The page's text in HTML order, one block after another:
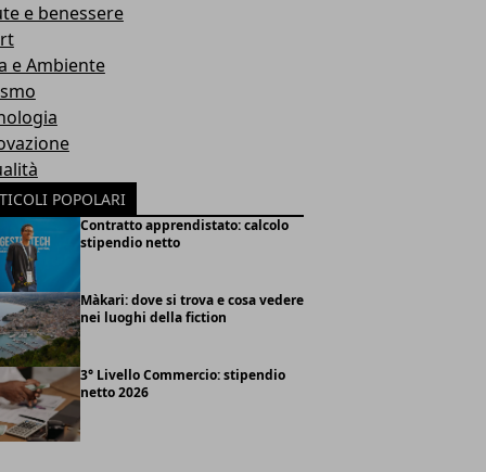
e benessere
e Ambiente
POPOLARI
Contratto apprendistato: calcolo
stipendio netto
Màkari: dove si trova e cosa vedere
nei luoghi della fiction
3° Livello Commercio: stipendio
netto 2026